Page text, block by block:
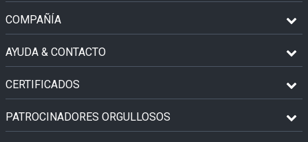
COMPAÑÍA
AYUDA & CONTACTO
CERTIFICADOS
PATROCINADORES ORGULLOSOS